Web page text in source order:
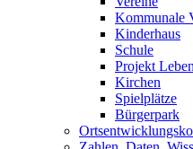
Kommunale
Kinderhaus
Schule
Projekt
Kirchen
Spielplätze
Bürgerpark